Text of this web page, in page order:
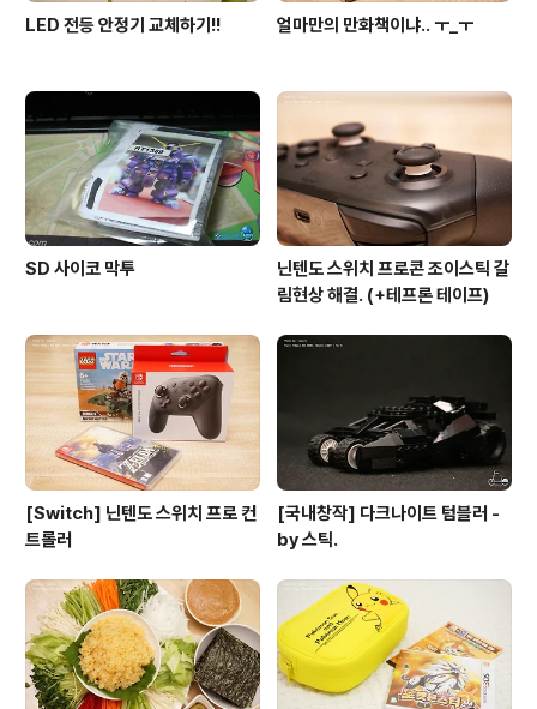
LED 전등 안정기 교체하기!! 얼마만의 만화책이냐.. ㅜ_ㅜ
SD 사이코 막투
닌텐도 스위치 프로콘 조이스틱 갈
림현상 해결. (+테프론 테이프)
[Switch] 닌텐도 스위치 프로 컨
트롤러
[국내창작] 다크나이트 텀블러 -
by 스틱.